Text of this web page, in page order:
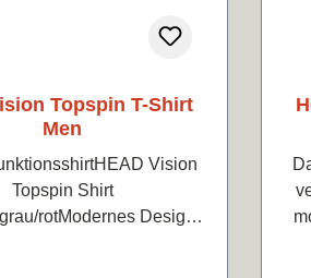
Topspin T-Shirt
Men
Vision
Topspin Shirt
rotModernes Design
Das TOPSPIN